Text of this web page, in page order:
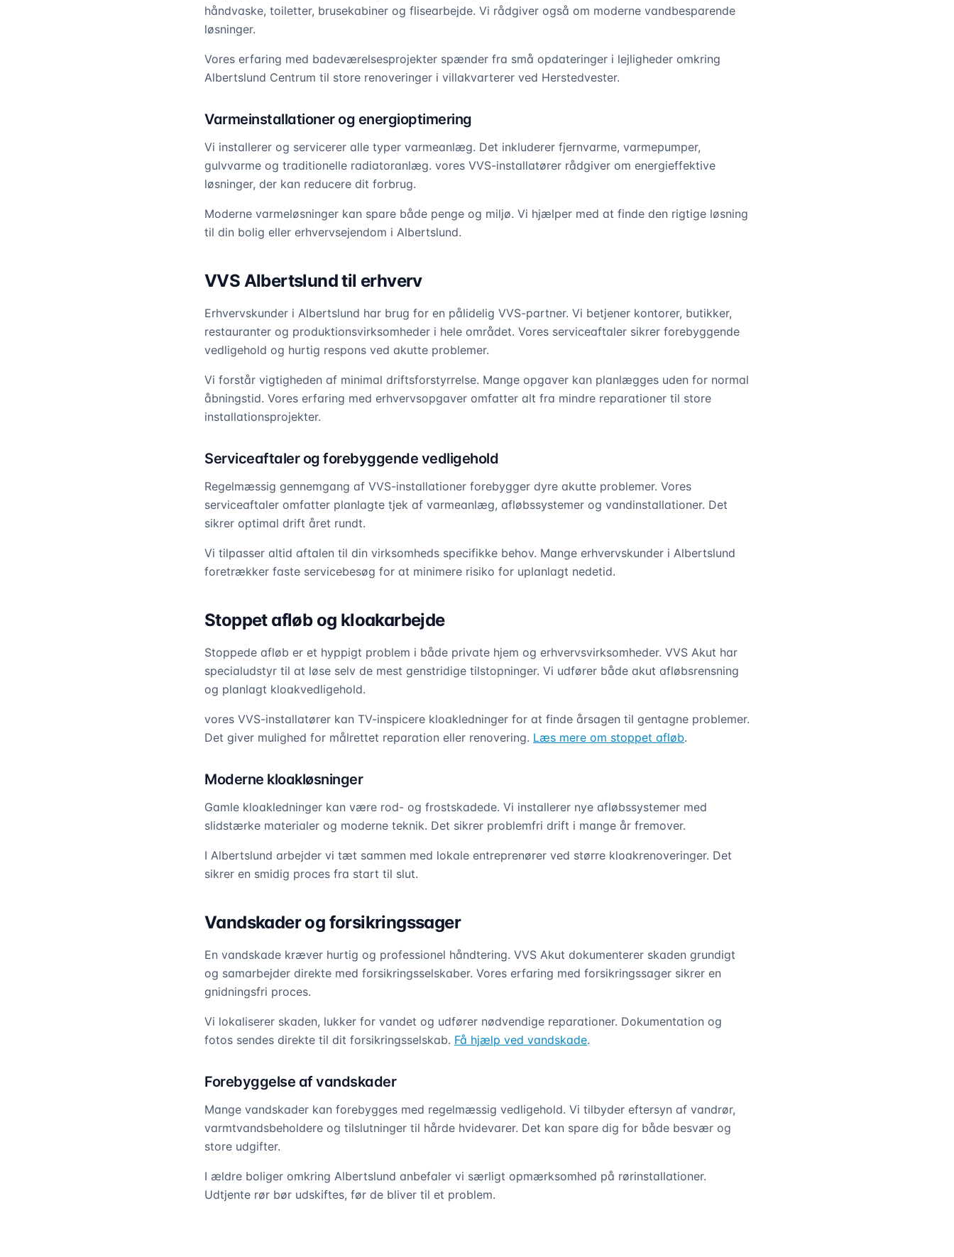
håndvaske, toiletter, brusekabiner og flisearbejde. Vi rådgiver også om moderne vandbesparende
løsninger.
Vores erfaring med badeværelsesprojekter spænder fra små opdateringer i lejligheder omkring
Albertslund Centrum til store renoveringer i villakvarterer ved Herstedvester.
Varmeinstallationer og energioptimering
Vi installerer og servicerer alle typer varmeanlæg. Det inkluderer fjernvarme, varmepumper,
gulvvarme og traditionelle radiatoranlæg. vores VVS-installatører rådgiver om energieffektive
løsninger, der kan reducere dit forbrug.
Moderne varmeløsninger kan spare både penge og miljø. Vi hjælper med at finde den rigtige løsning
til din bolig eller erhvervsejendom i Albertslund.
VVS Albertslund til erhverv
Erhvervskunder i Albertslund har brug for en pålidelig VVS-partner. Vi betjener kontorer, butikker,
restauranter og produktionsvirksomheder i hele området. Vores serviceaftaler sikrer forebyggende
vedligehold og hurtig respons ved akutte problemer.
Vi forstår vigtigheden af minimal driftsforstyrrelse. Mange opgaver kan planlægges uden for normal
åbningstid. Vores erfaring med erhvervsopgaver omfatter alt fra mindre reparationer til store
installationsprojekter.
Serviceaftaler og forebyggende vedligehold
Regelmæssig gennemgang af VVS-installationer forebygger dyre akutte problemer. Vores
serviceaftaler omfatter planlagte tjek af varmeanlæg, afløbssystemer og vandinstallationer. Det
sikrer optimal drift året rundt.
Vi tilpasser altid aftalen til din virksomheds specifikke behov. Mange erhvervskunder i Albertslund
foretrækker faste servicebesøg for at minimere risiko for uplanlagt nedetid.
Stoppet afløb og kloakarbejde
Stoppede afløb er et hyppigt problem i både private hjem og erhvervsvirksomheder. VVS Akut har
specialudstyr til at løse selv de mest genstridige tilstopninger. Vi udfører både akut afløbsrensning
og planlagt kloakvedligehold.
vores VVS-installatører kan TV-inspicere kloakledninger for at finde årsagen til gentagne problemer.
Det giver mulighed for målrettet reparation eller renovering. Læs mere om stoppet afløb.
Moderne kloakløsninger
Gamle kloakledninger kan være rod- og frostskadede. Vi installerer nye afløbssystemer med
slidstærke materialer og moderne teknik. Det sikrer problemfri drift i mange år fremover.
I Albertslund arbejder vi tæt sammen med lokale entreprenører ved større kloakrenoveringer. Det
sikrer en smidig proces fra start til slut.
Vandskader og forsikringssager
En vandskade kræver hurtig og professionel håndtering. VVS Akut dokumenterer skaden grundigt
og samarbejder direkte med forsikringsselskaber. Vores erfaring med forsikringssager sikrer en
gnidningsfri proces.
Vi lokaliserer skaden, lukker for vandet og udfører nødvendige reparationer. Dokumentation og
fotos sendes direkte til dit forsikringsselskab. Få hjælp ved vandskade.
Forebyggelse af vandskader
Mange vandskader kan forebygges med regelmæssig vedligehold. Vi tilbyder eftersyn af vandrør,
varmtvandsbeholdere og tilslutninger til hårde hvidevarer. Det kan spare dig for både besvær og
store udgifter.
I ældre boliger omkring Albertslund anbefaler vi særligt opmærksomhed på rørinstallationer.
Udtjente rør bør udskiftes, før de bliver til et problem.